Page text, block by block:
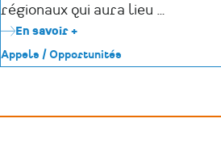
régionaux qui aura lieu …
En savoir +sur
la
Appels / Opportunités